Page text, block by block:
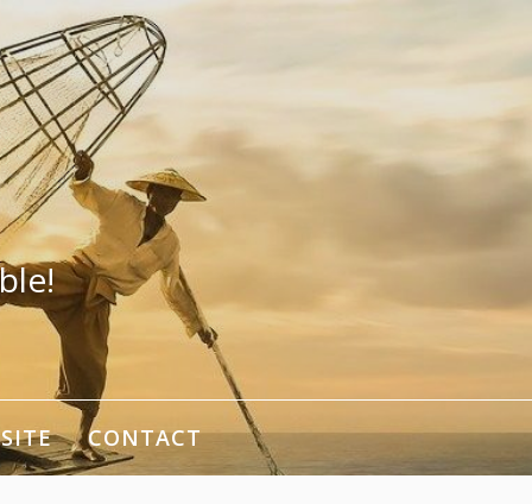
CONTACT